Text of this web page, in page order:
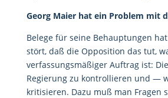
Georg Maier hat ein Problem mit
Belege für seine Behauptungen
stört, daß die Opposition das tut,
verfassungsmäßiger Auftrag ist:
Regierung zu kontrollieren und —
kritisieren. Dazu muß man Fragen